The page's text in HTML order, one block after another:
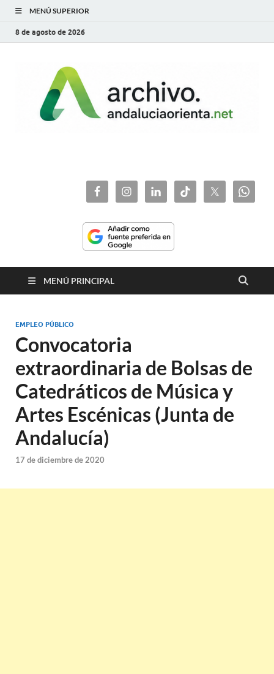
MENÚ SUPERIOR
8 de agosto de 2026
MENÚ PRINCIPAL
EMPLEO PÚBLICO
Convocatoria
extraordinaria de Bolsas de
Catedráticos de Música y
Artes Escénicas (Junta de
Andalucía)
17 de diciembre de 2020